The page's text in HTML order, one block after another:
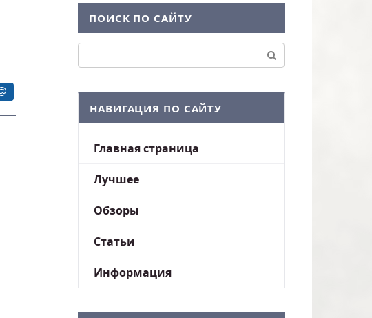
ПОИСК ПО САЙТУ
НАВИГАЦИЯ ПО САЙТУ
Главная страница
Лучшее
Обзоры
Статьи
Информация